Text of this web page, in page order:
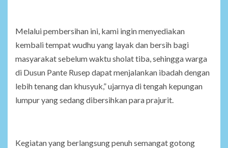
Melalui pembersihan ini, kami ingin menyediakan
kembali tempat wudhu yang layak dan bersih bagi
masyarakat sebelum waktu sholat tiba, sehingga warga
di Dusun Pante Rusep dapat menjalankan ibadah dengan
lebih tenang dan khusyuk,” ujarnya di tengah kepungan
lumpur yang sedang dibersihkan para prajurit.
Kegiatan yang berlangsung penuh semangat gotong